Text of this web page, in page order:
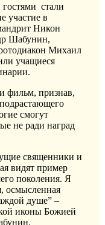
стали
участие в
Никон
Шабунин,
Михаил
учащиеся
фильм, признав,
смогут
не ради наград
священники и
видят пример
поколения. Я
осмысленная
душе” –
иконы Божией